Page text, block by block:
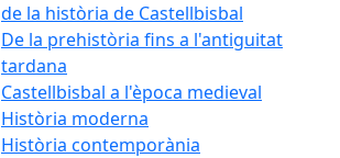
de la història de Castellbisbal
De la prehistòria fins a l'antiguitat
tardana
Castellbisbal a l'època medieval
Història moderna
Història contemporània